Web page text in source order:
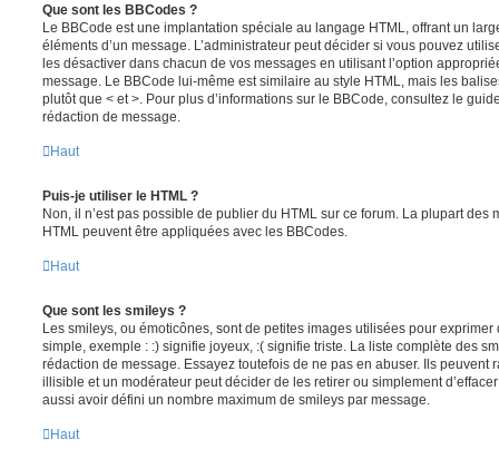
Que sont les BBCodes ?
Le BBCode est une implantation spéciale au langage HTML, offrant un
éléments d’un message. L’administrateur peut décider si vous pouvez
les désactiver dans chacun de vos messages en utilisant l’option
message. Le BBCode lui-même est similaire au style HTML, mais les
plutôt que < et >. Pour plus d’informations sur le BBCode, consultez le
rédaction de message.
Haut
Puis-je utiliser le HTML ?
Non, il n’est pas possible de publier du HTML sur ce forum. La plupart des
HTML peuvent être appliquées avec les BBCodes.
Haut
Que sont les smileys ?
Les smileys, ou émoticônes, sont de petites images utilisées pour
simple, exemple : :) signifie joyeux, :( signifie triste. La liste complète des
rédaction de message. Essayez toutefois de ne pas en abuser. Ils peuvent
illisible et un modérateur peut décider de les retirer ou simplement
aussi avoir défini un nombre maximum de smileys par message.
Haut